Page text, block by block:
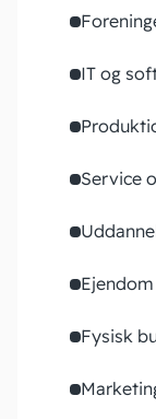
IT og
Service
Fysisk